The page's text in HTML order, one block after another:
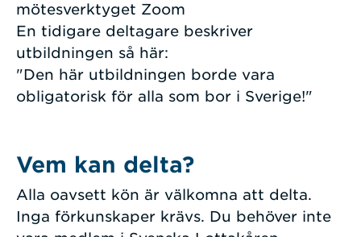
mötesverktyget Zoom
En tidigare deltagare beskriver
utbildningen så här:
"Den här utbildningen borde vara
obligatorisk för alla som bor i Sverige!"
Vem kan delta?
Alla oavsett kön är välkomna att delta.
Inga förkunskaper krävs. Du behöver inte